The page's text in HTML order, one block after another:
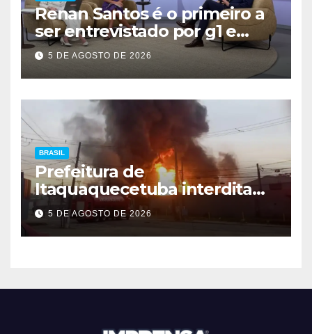
Renan Santos é o primeiro a
ser entrevistado por g1 e
GloboNews
5 DE AGOSTO DE 2026
BRASIL
Prefeitura de
Itaquaquecetuba interdita
área após incêndio em
fábrica
5 DE AGOSTO DE 2026